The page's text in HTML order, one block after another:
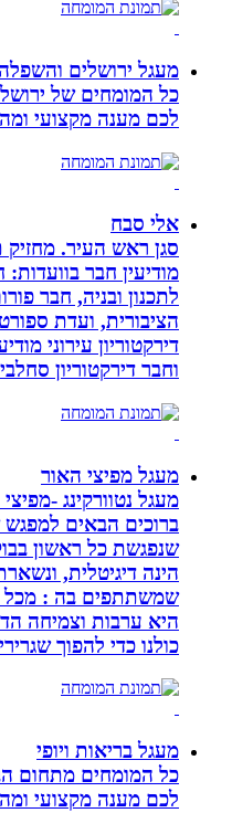
מעגל ירושלים והשפלה
כל המומחים של ירושלים
לכם מענה מקצועי ומהימן
אלי סבח
סגן ראש העיר. מחזיק תיק:
מודיעין חבר בוועדות:
לתכנון ובניה, חבר פורום
הציבורית, ועדת ספורט,
דירקטוריון עירוני
וחבר דירקטוריון סחלבים.
מעגל מפיצי האור
מעגל נטוורקינג -מפיצי
ברוכים הבאים למפגש של
שנפגשת כל ראשון בבוקר
הינה דיגיטלית, ונשארת
שמשתתפים בה : מכל
היא ערבות וצמיחה
כולנו כדי להפוך שגרירים
מעגל בריאות ויופי
כל המומחים מתחום
לכם מענה מקצועי ומהימן